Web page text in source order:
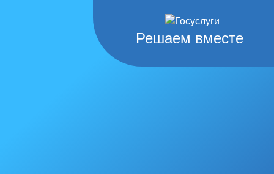
Решаем вместе